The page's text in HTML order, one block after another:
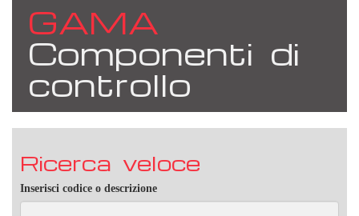
GAMA
Componenti di
controllo
Ricerca veloce
Inserisci codice o descrizione